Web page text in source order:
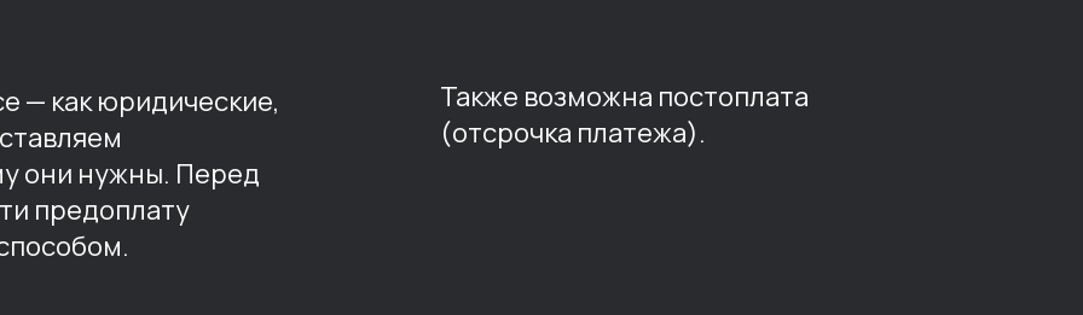
— как юридические,
они нужны. Перед
предоплату
Также возможна постоплата
(отсрочка платежа).